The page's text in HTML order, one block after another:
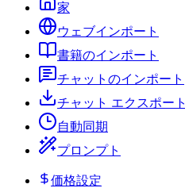
家
ウェブインポート
書籍のインポート
チャットのインポート
チャット エクスポート
自動同期
プロンプト
価格設定